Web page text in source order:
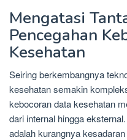
Mengatasi
Pencegahan
Kesehatan
Seiring berkembangnya
kesehatan semakin
kebocoran data kesehatan
dari internal hingga
adalah kurangnya